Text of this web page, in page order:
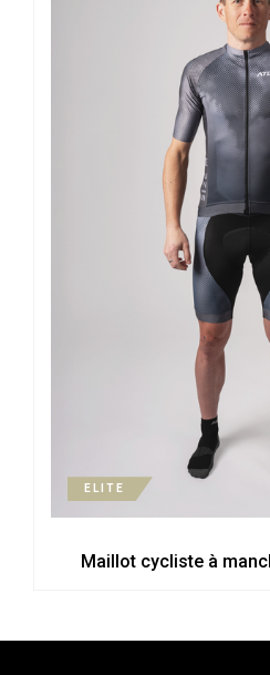
tels que des matériaux de
éléments de compression
coutures cousues et
ELITE
Maillot cycliste à